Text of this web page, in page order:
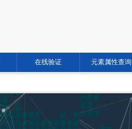
在线验证 元素属性查询